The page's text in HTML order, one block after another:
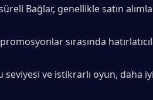
süreli Bağlar, genellikle satın
sırasında
seviyesi ve istikrarlı oyun, daha